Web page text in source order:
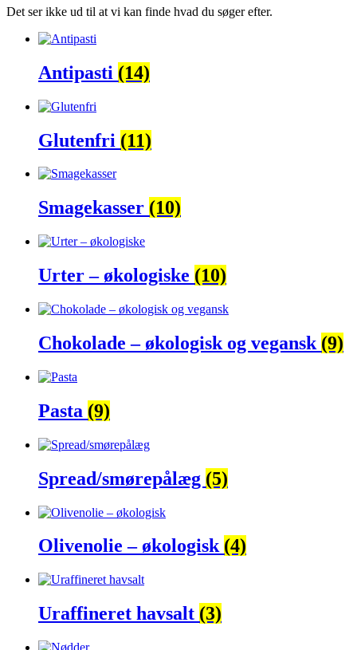
Det ser ikke ud til at vi kan finde hvad du søger efter.
Antipasti (14)
Glutenfri (11)
Smagekasser (10)
Urter – økologiske (10)
Chokolade – økologisk og vegansk (9)
Pasta (9)
Spread/smørepålæg (5)
Olivenolie – økologisk (4)
Uraffineret havsalt (3)